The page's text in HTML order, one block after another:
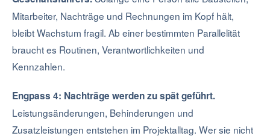
Mitarbeiter, Nachträge und Rechnungen im Kopf hält,
bleibt Wachstum fragil. Ab einer bestimmten Parallelität
braucht es Routinen, Verantwortlichkeiten und
Kennzahlen.
Engpass 4: Nachträge werden zu spät geführt.
Leistungsänderungen, Behinderungen und
Zusatzleistungen entstehen im Projektalltag. Wer sie nicht